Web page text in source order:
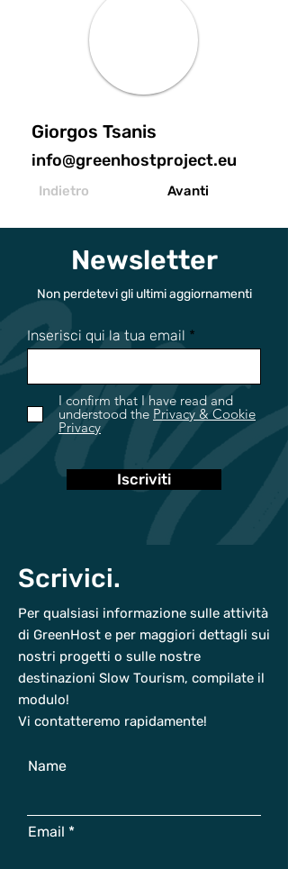
Giorgos Tsanis
info@greenhostproject.eu
Indietro Avanti
Newsletter
Non perdetevi gli ultimi aggiornamenti
Inserisci qui la tua email
I confirm that I have read and
understood the Privacy & Cookie
Privacy
Iscriviti
Scrivici.
Per qualsiasi informazione sulle attività
di GreenHost e per maggiori dettagli sui
nostri progetti o sulle nostre
destinazioni Slow Tourism, compilate il
modulo!
Vi contatteremo rapidamente!
Name
Email